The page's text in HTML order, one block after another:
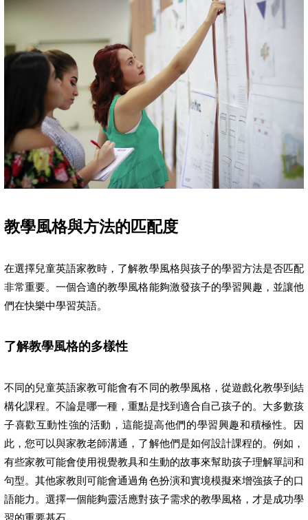
教學風格與方法的匹配度
在選擇兒童英語家教時，了解教學風格與孩子的學習方法是否匹配
非常重要。一個合適的教學風格能夠激發孩子的學習興趣，並讓他
們在快樂中學習英語。
了解教學風格的多樣性
不同的兒童英語家教可能會有不同的教學風格，從遊戲化教學到結
構化課程。不論是哪一種，重點是找到適合自己孩子的。大多數孩
子喜歡互動性強的活動，這能提高他們的學習興趣和積極性。因
此，您可以與家教老師溝通，了解他們是如何設計課程的。例如，
有些家教可能會使用視覺教具和生動的故事來幫助孩子理解單詞和
句型。其他家教則可能會通過角色扮演和實境模擬來增強孩子的口
語能力。選擇一個能夠靈活應對孩子需求的教學風格，才是成功學